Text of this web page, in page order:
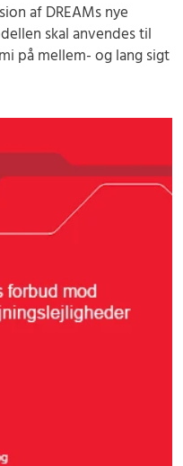
af DREAMs nye
skal anvendes til
på mellem- og lang sigt